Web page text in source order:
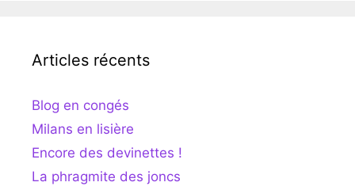
Articles récents
Blog en congés
Milans en lisière
Encore des devinettes !
La phragmite des joncs